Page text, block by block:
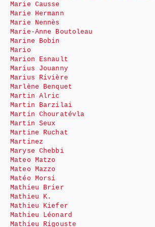
Marie Causse
Marie Hermann
Marie Nennès
Marie-Anne Boutoleau
Marine Bobin
Mario
Marion Esnault
Marius Jouanny
Marius Rivière
Marlène Benquet
Martin Alric
Martin Barzilai
Martin Chouratévla
Martin Seux
Martine Ruchat
Martinez
Maryse Chebbi
Mateo Matzo
Mateo Mazzo
Matéo Morsi
Mathieu Brier
Mathieu K.
Mathieu Kiefer
Mathieu Léonard
Mathieu Rigouste